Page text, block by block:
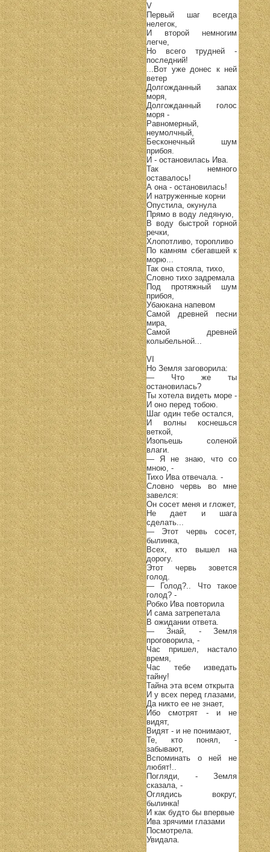
V
Первый шаг всегда
нелегок,
И второй немногим
легче,
Но всего трудней -
последний!
...Вот уже донес к ней
ветер
Долгожданный запах
моря,
Долгожданный голос
моря -
Равномерный,
неумолчный,
Бесконечный шум
прибоя.
И - остановилась Ива.
Так немного
оставалось!
А она - остановилась!
И натруженные корни
Опустила, окунула
Прямо в воду ледяную,
В воду быстрой горной
речки,
Хлопотливо, торопливо
По камням сбегавшей к
морю...
Так она стояла, тихо,
Словно тихо задремала
Под протяжный шум
прибоя,
Убаюкана напевом
Самой древней песни
мира,
Самой древней
колыбельной...
VI
Но Земля заговорила:
— Что же ты
остановилась?
Ты хотела видеть море -
И оно перед тобою.
Шаг один тебе остался,
И волны коснешься
веткой,
Изопьешь соленой
влаги.
— Я не знаю, что со
мною, -
Тихо Ива отвечала. -
Словно червь во мне
завелся:
Он сосет меня и гложет,
Не дает и шага
сделать...
— Этот червь сосет,
былинка,
Всех, кто вышел на
дорогу.
Этот червь зовется
голод.
— Голод?.. Что такое
голод? -
Робко Ива повторила
И сама затрепетала
В ожидании ответа.
— Знай, - Земля
проговорила, -
Час пришел, настало
время,
Час тебе изведать
тайну!
Тайна эта всем открыта
И у всех перед глазами,
Да никто ее не знает,
Ибо смотрят - и не
видят,
Видят - и не понимают,
Те, кто понял, -
забывают,
Вспоминать о ней не
любят!..
Погляди, - Земля
сказала, -
Оглядись вокруг,
былинка!
И как будто бы впервые
Ива зрячими глазами
Посмотрела.
Увидала.